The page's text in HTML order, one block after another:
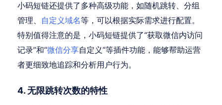
小码短链还提供了多种高级功能，如随机跳转、分组
管理、 自定义域名等，可以根据实际需求进行配置。
特别值得注意的是，小码短链提供了“获取微信内访问
记录”和“微信分享自定义”等插件功能，能够帮助运营
者更细致地追踪和分析用户行为。
4. 无限跳转次数的特性